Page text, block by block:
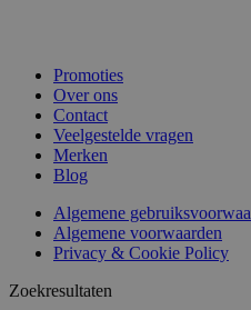
Promoties
Over ons
Contact
Veelgestelde vragen
Merken
Blog
Algemene
Algemene voorwaarden
Privacy & Cookie Policy
Zoekresultaten